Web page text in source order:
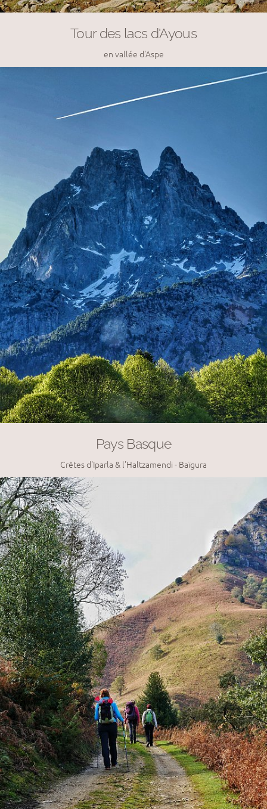
Tour des lacs d'Ayous
en vallée d'Aspe
Pays Basque
Crêtes d'Iparla & l'Haltzamendi - Baïgura